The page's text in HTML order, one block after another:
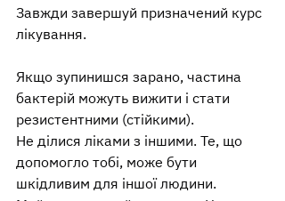
Завжди завершуй призначений курс
лікування.
Якщо зупинишся зарано, частина
бактерій можуть вижити і стати
резистентними (стійкими).
Не ділися ліками з іншими. Те, що
допомогло тобі, може бути
шкідливим для іншої людини.